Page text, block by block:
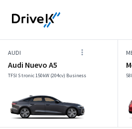
AUDI
Audi Nuevo A5
TFSI S tronic 150kW (204cv) Business